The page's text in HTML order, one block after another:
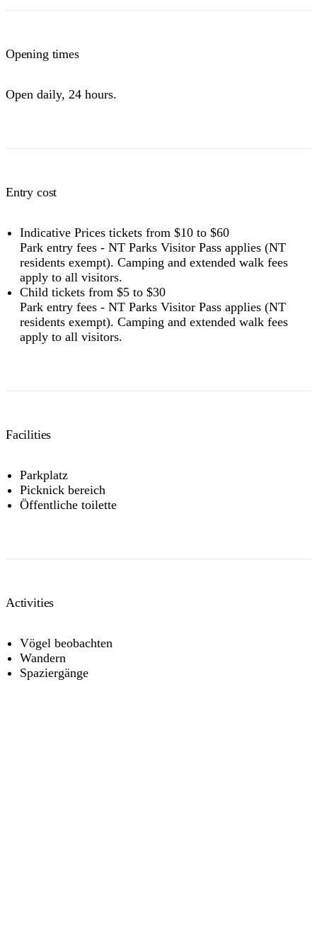
Opening times
Open daily, 24 hours.
Entry cost
Indicative Prices tickets from $10 to $60
Park entry fees - NT Parks Visitor Pass applies (NT
residents exempt). Camping and extended walk fees
apply to all visitors.
Child tickets from $5 to $30
Park entry fees - NT Parks Visitor Pass applies (NT
residents exempt). Camping and extended walk fees
apply to all visitors.
Facilities
Parkplatz
Picknick bereich
Öffentliche toilette
Activities
Vögel beobachten
Wandern
Spaziergänge